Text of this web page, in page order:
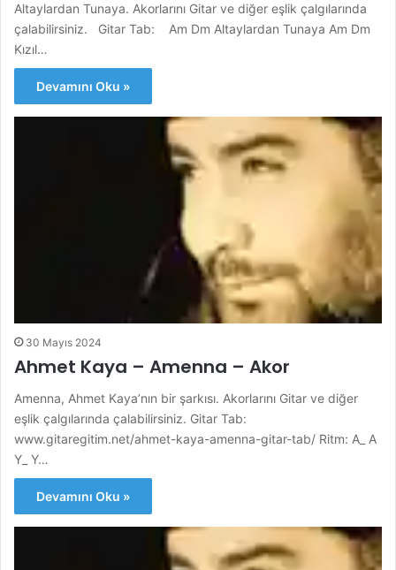
Altaylardan Tunaya. Akorlarını Gitar ve diğer eşlik çalgılarında
çalabilirsiniz. Gitar Tab: Am Dm Altaylardan Tunaya Am Dm
Kızıl…
Devamını Oku »
30 Mayıs 2024
Ahmet Kaya – Amenna – Akor
Amenna, Ahmet Kaya’nın bir şarkısı. Akorlarını Gitar ve diğer
eşlik çalgılarında çalabilirsiniz. Gitar Tab:
www.gitaregitim.net/ahmet-kaya-amenna-gitar-tab/ Ritm: A_ A
Y_ Y…
Devamını Oku »